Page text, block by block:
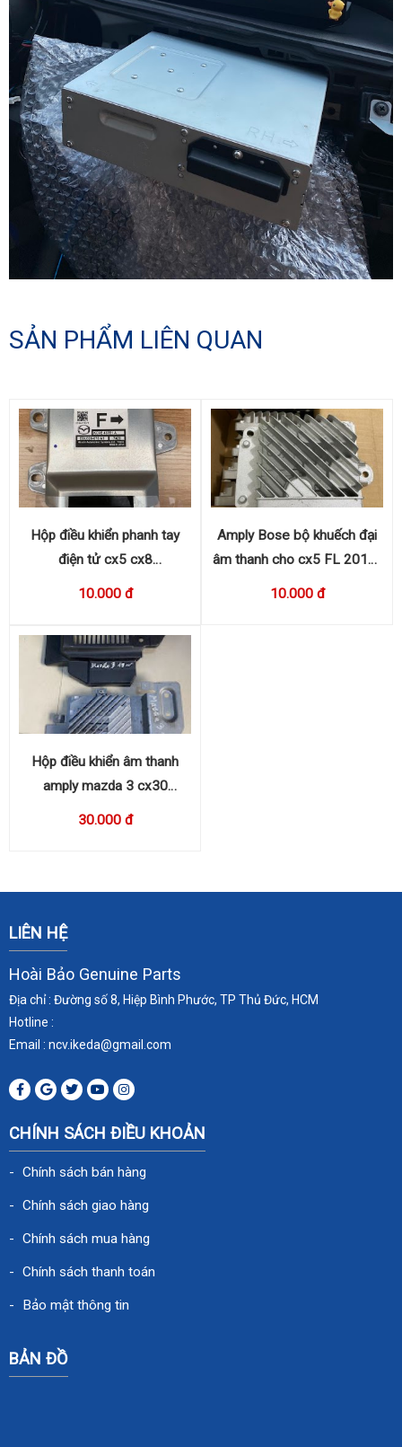
SẢN PHẨM LIÊN QUAN
Hộp điều khiển phanh tay
điện tử cx5 cx8
KC9E437E1A
10.000 đ
Amply Bose bộ khuếch đại
âm thanh cho cx5 FL 2016-
2017 KA0G 66A20
10.000 đ
Hộp điều khiển âm thanh
amply mazda 3 cx30
BDGF66A20
30.000 đ
LIÊN HỆ
Hoài Bảo Genuine Parts
Địa chỉ : Đường số 8, Hiệp Bình Phước, TP Thủ Đức, HCM
Hotline :
Email : ncv.ikeda@gmail.com
CHÍNH SÁCH ĐIỀU KHOẢN
Chính sách bán hàng
Chính sách giao hàng
Chính sách mua hàng
Chính sách thanh toán
Bảo mật thông tin
BẢN ĐỒ